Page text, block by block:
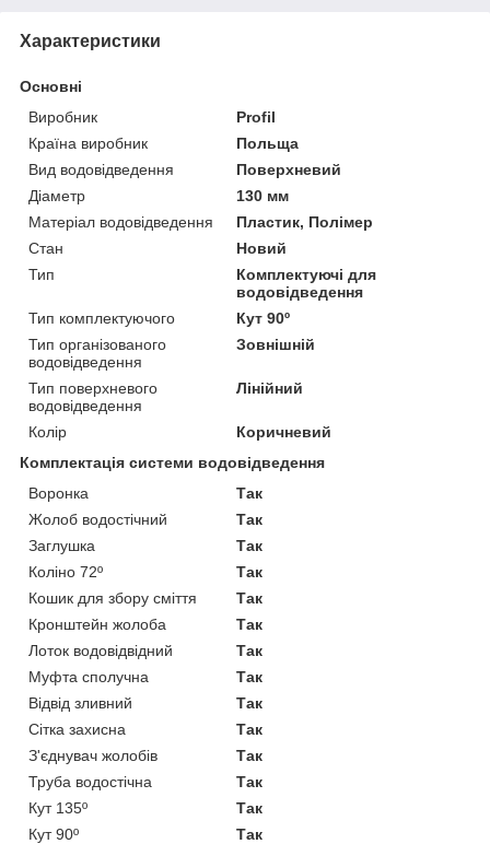
Характеристики
Основні
Виробник
Profil
Країна виробник
Польща
Вид водовідведення
Поверхневий
Діаметр
130 мм
Матеріал водовідведення
Пластик, Полімер
Стан
Новий
Тип
Комплектуючі для
водовідведення
Тип комплектуючого
Кут 90º
Тип організованого
водовідведення
Зовнішній
Тип поверхневого
водовідведення
Лінійний
Колір
Коричневий
Комплектація системи водовідведення
Воронка
Так
Жолоб водостічний
Так
Заглушка
Так
Коліно 72º
Так
Кошик для збору сміття
Так
Кронштейн жолоба
Так
Лоток водовідвідний
Так
Муфта сполучна
Так
Відвід зливний
Так
Сітка захисна
Так
З'єднувач жолобів
Так
Труба водостічна
Так
Кут 135º
Так
Кут 90º
Так